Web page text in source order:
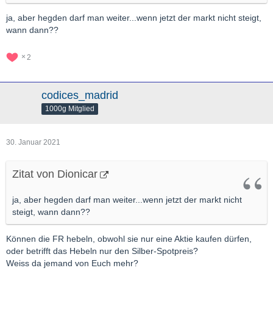
ja, aber hegden darf man weiter...wenn jetzt der markt nicht steigt,
wann dann??
2
codices_madrid
1000g Mitglied
30. Januar 2021
Zitat von Dionicar
ja, aber hegden darf man weiter...wenn jetzt der markt nicht
steigt, wann dann??
Können die FR hebeln, obwohl sie nur eine Aktie kaufen dürfen,
oder betrifft das Hebeln nur den Silber-Spotpreis?
Weiss da jemand von Euch mehr?